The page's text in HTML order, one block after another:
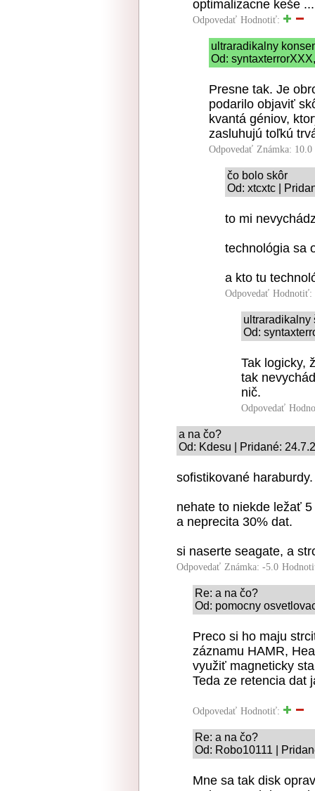
optimalizacne keše ...
Odpovedať Hodnotiť:
ultraradikalny
Od:
Presne tak. Je
podarilo objaviť
kvantá géniov,
zasluhujú toľkú
Odpovedať Známka: 10.0
čo bolo skôr
Od: xtcxtc |
to mi
technológia sa
a kto tu
Odpovedať Hodnotiť:
ultraradikalny
Od:
Tak logicky,
tak
nič.
Odpovedať
a na čo?
Od: Kdesu | Pridané:
sofistikované haraburdy.
nehate to niekde ležať
a neprecita 30% dat.
si naserte seagate, a
Odpovedať Známka: -5.0
Re: a na čo?
Od: pomocny
Preco si ho maju
záznamu HAMR,
využiť magneticky
Teda ze retencia dat
Odpovedať Hodnotiť:
Re: a na čo?
Od: Robo10111 |
Mne sa tak disk